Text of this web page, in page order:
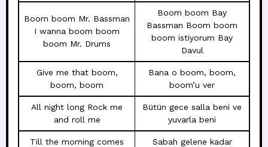
Boom boom Mr. Bassman
I wanna boom boom
boom Mr. Drums
Boom boom Bay
Bassman Boom boom
boom istiyorum Bay
Davul
Give me that boom,
boom, boom
Bana o boom, boom,
boom’u ver
All night long Rock me
and roll me
Bütün gece salla beni ve
yuvarla beni
Till the morning comes Sabah gelene kadar